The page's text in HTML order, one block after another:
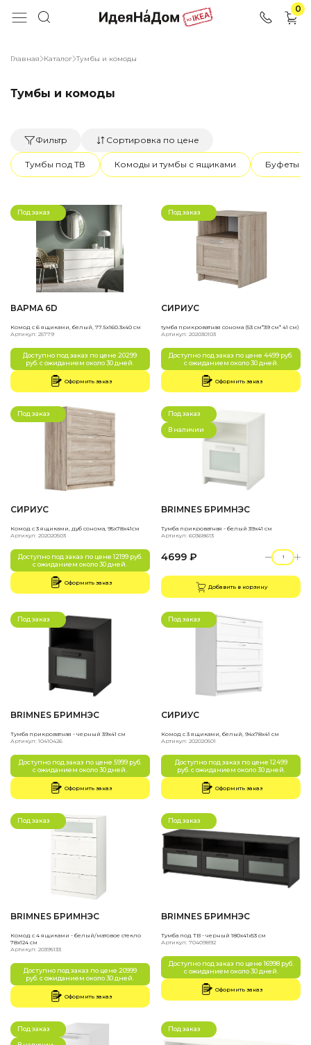
0
Главная Каталог Тумбы и комоды
Тумбы и комоды
Фильтр Сортировка по цене
Тумбы под ТВ Комоды и тумбы с ящиками Буфеты и
Под заказ
ВАРМА 6D
Комод с 6 ящиками, белый, 77.5х160.3х40 см
Артикул: 25779
Доступно под заказ по цене 20299
руб. с ожиданием около 30 дней.
Оформить заказ
Под заказ
СИРИУС
тумба прикроватная сонома (53 см*39 см* 41 см)
Артикул: 202030103
Доступно под заказ по цене 4499 руб.
с ожиданием около 30 дней.
Оформить заказ
Под заказ
СИРИУС
Комод с 3 ящиками, дуб сонома, 95х78х41см
Артикул: 202020503
Доступно под заказ по цене 12199 руб.
с ожиданием около 30 дней.
Оформить заказ
Под заказ
В наличии
BRIMNES БРИМНЭС
Тумба прикроватная - белый 39x41 см
Артикул: 60368613
4699 ₽
Добавить в корзину
Под заказ
BRIMNES БРИМНЭС
Тумба прикроватная - черный 39x41 см
Артикул: 10410426
Доступно под заказ по цене 5999 руб.
с ожиданием около 30 дней.
Оформить заказ
Под заказ
СИРИУС
Комод с 3 ящиками, белый, 94х78х41 см
Артикул: 202020501
Доступно под заказ по цене 12499
руб. с ожиданием около 30 дней.
Оформить заказ
Под заказ
BRIMNES БРИМНЭС
Комод с 4 ящиками - белый/матовое стекло
78x124 см
Артикул: 20395133
Доступно под заказ по цене 20999
руб. с ожиданием около 30 дней.
Оформить заказ
Под заказ
BRIMNES БРИМНЭС
Тумба под ТВ - черный 180x41x53 см
Артикул: 70409892
Доступно под заказ по цене 16998 руб.
с ожиданием около 30 дней.
Оформить заказ
Под заказ Под заказ